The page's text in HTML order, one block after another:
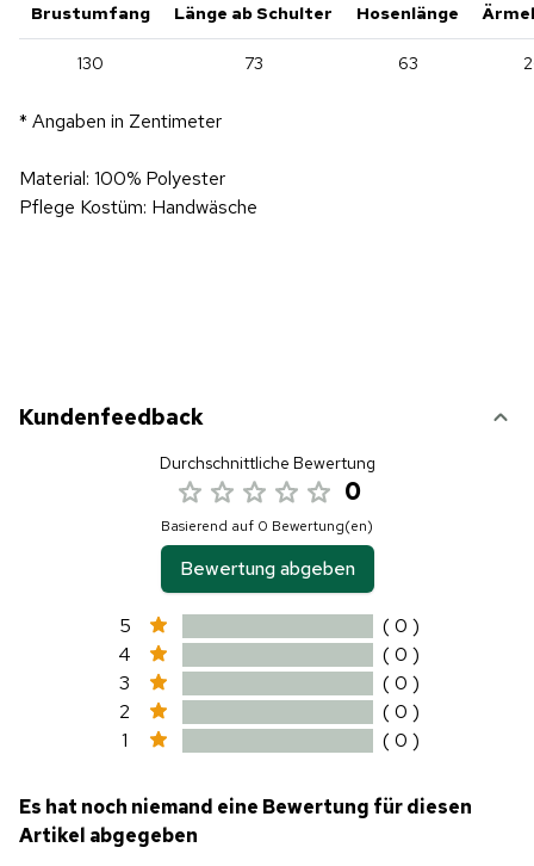
Brustumfang Länge ab Schulter Hosenlänge
130 73 63
* Angaben in Zentimeter
Material: 100% Polyester
Pflege Kostüm: Handwäsche
Kundenfeedback
Durchschnittliche Bewertung
0
Basierend auf 0 Bewertung(en)
Bewertung abgeben
5
( 0 )
4
( 0 )
3
( 0 )
2
( 0 )
1
( 0 )
Es hat noch niemand eine Bewertung für diesen
Artikel abgegeben